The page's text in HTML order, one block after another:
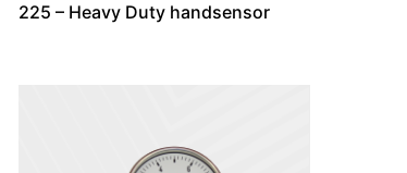
225 – Heavy Duty handsensor